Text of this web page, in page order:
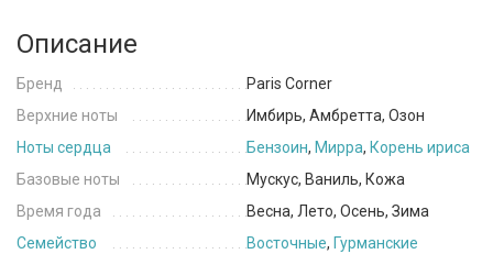
Описание
Бренд
Paris Corner
Верхние ноты
Имбирь, Амбретта, Озон
Ноты сердца
Бензоин, Мирра, Корень ириса
Базовые ноты
Мускус, Ваниль, Кожа
Время года
Весна, Лето, Осень, Зима
Семейство
Восточные, Гурманские